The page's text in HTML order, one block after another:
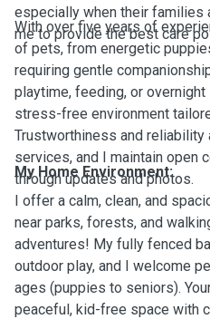
especially when their
me to provide the best care
With over five years of
of pets, from energetic
requiring gentle
playtime, feeding, or
stress-free environment
Trustworthiness and reliability
services, and I maintain open
through updates and photos.
My Home Environment:
I offer a calm, clean, and
near parks, forests, and
adventures! My fully fenced
outdoor play, and I welcome
ages (puppies to seniors).
peaceful, kid-free space with